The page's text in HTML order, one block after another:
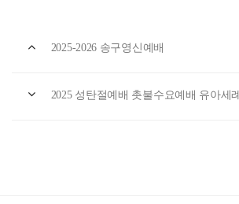
2025-2026 송구영신예배
2025 성탄절예배 촛불수요예배 유아세례